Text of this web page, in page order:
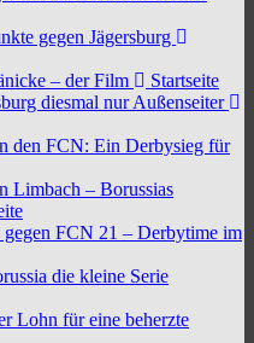
gegen Jägersburg
– der Film
Startseite
diesmal nur Außenseiter
den FCN: Ein Derbysieg für
Limbach – Borussias
gegen FCN 21 – Derbytime im
die kleine Serie
Lohn für eine beherzte